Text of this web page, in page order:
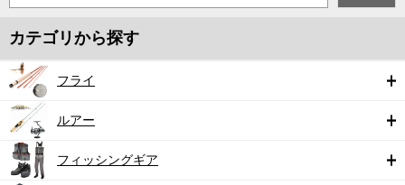
カテゴリから探す
フライ
ルアー
フィッシングギア